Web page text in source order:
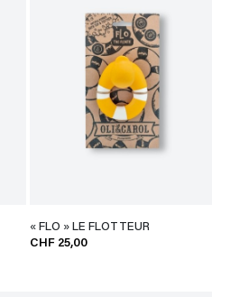
« FLO » LE FLOTTEUR
CHF 25,00